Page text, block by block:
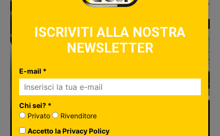
ISCRIVITI ALLA NOSTRA
NEWSLETTER
E-mail *
Chi sei? *
Privato
Rivenditore
Accetto la Privacy Policy